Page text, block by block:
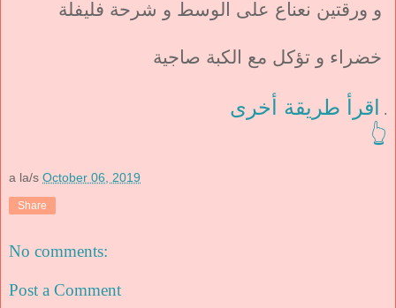
و ورقتين نعناع على الوسط و شرحة فليفلة
خضراء و تؤكل مع الكبة صاجية
. اقرأ طريقة أخرى
👆
a la/s October 06, 2019
Share
No comments:
Post a Comment